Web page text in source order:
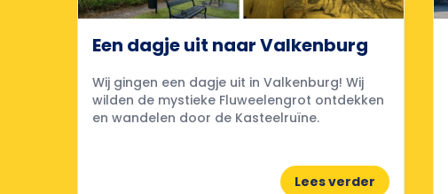
Een dagje uit naar Valkenburg
Wij gingen een dagje uit in Valkenburg! Wij
wilden de mystieke Fluweelengrot ontdekken
en wandelen door de Kasteelruïne.
Lees verder